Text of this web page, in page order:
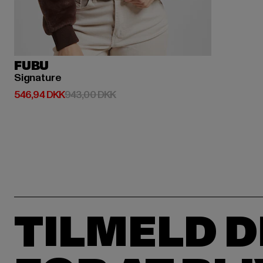
FUBU
Signature
546,94 DKK
Nuværende pris: 546,94 DKK
943,00 DKKKampagnepris: 943,00 DKK
TILMELD